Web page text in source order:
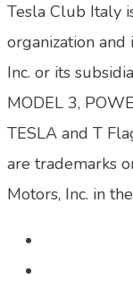
Tesla Club Italy
organization
Inc. or its
MODEL 3,
TESLA and T
are trademarks
Motors, Inc. in